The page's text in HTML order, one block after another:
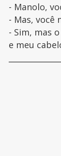
- Manolo,
- Mas, você
- Sim, mas
e meu